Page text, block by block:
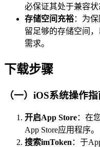
必保证其处于兼容状
存储空间充裕：为
留足够的存储空间
需求。
下载步骤
（一）iOS系统操作
开启App Store：在
App Store应用程序。
搜索imToken ：于